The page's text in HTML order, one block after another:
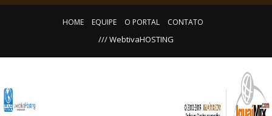
HOME EQUIPE O PORTAL CONTATO
/// WebtivaHOSTING